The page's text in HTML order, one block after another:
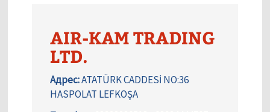
AIR-KAM TRADING
LTD.
Адрес:ATATÜRK CADDESİ NO:36
HASPOLAT LEFKOŞA